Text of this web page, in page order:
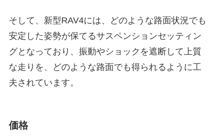
そして、新型RAV4には、どのような路面状況でも
安定した姿勢が保てるサスペンションセッティン
グとなっており、振動やショックを遮断して上質
な走りを、どのような路面でも得られるように工
夫されています。
価格